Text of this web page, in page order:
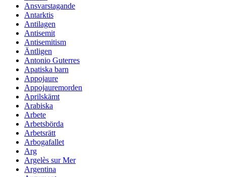
Ansvarstagande
Antarktis
Antilagen
Antisemit
Antisemitism
Äntligen
Antonio Guterres
Apatiska barn
Appojaure
Appojauremorden
Aprilskämt
Arabiska
Arbete
Arbetsbörda
Arbetsrätt
Arbogafallet
Arg
Argelès sur Mer
Argentina